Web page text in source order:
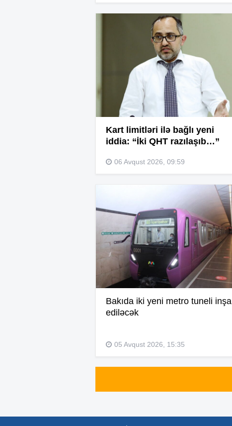
Kart limitləri ilə bağlı yeni
iddia: “İki QHT razılaşıb…”
06 Avqust 2026, 09:59
Bakıda iki yeni metro tuneli inşa
ediləcək
05 Avqust 2026, 15:35